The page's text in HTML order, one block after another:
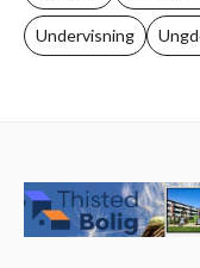
Undervisning